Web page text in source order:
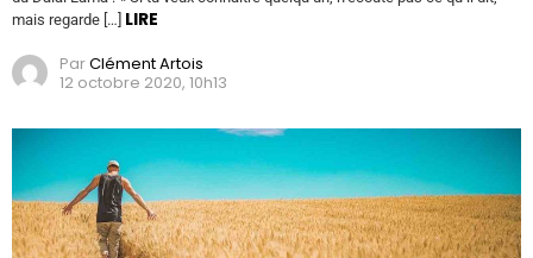
mais regarde […] LIRE
ParClément Artois
12 octobre 2020, 10h13